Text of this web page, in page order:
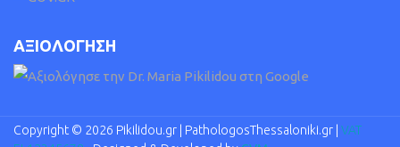
ΑΞΙΟΛΟΓΗΣΗ
Copyright © 2026 Pikilidou.gr | PathologosThessaloniki.gr | VAT